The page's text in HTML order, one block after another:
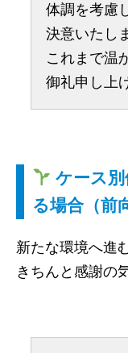
体調を考慮
決意いたし
これまで温
御礼申し上
ケース
る場合（前
新たな環境へ進
きちんと感謝の